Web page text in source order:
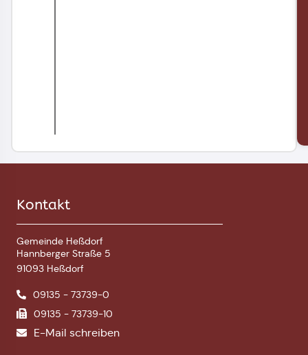
Kontakt
Gemeinde Heßdorf
Hannberger Straße 5
91093 Heßdorf
09135 - 73739-0
09135 - 73739-10
E-Mail schreiben